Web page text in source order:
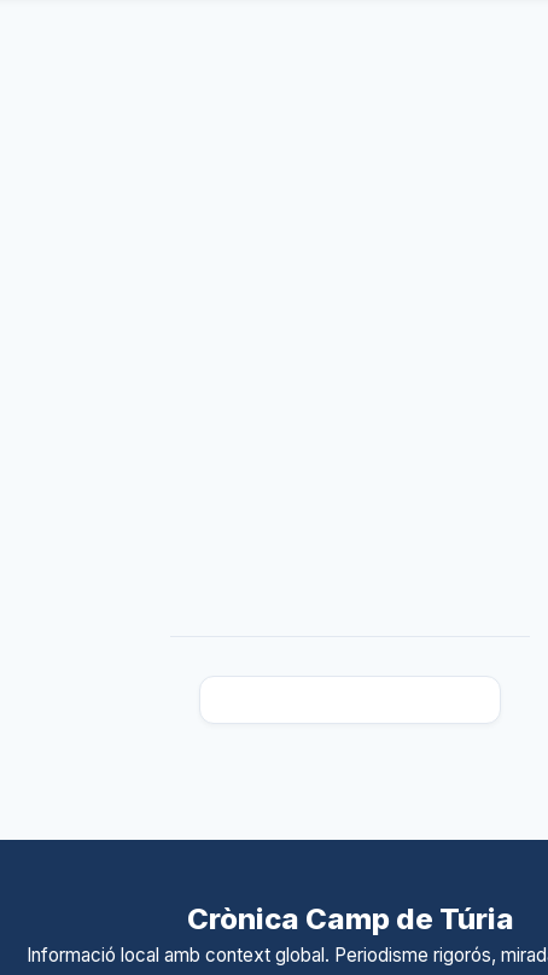
Crònica Camp de Túria
Informació local amb context global. Periodisme rigorós,